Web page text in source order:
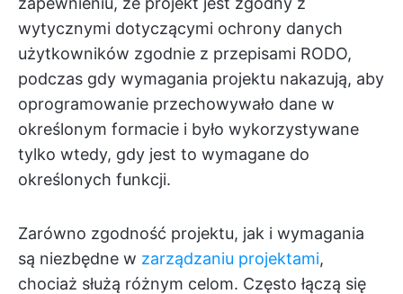
wytycznymi dotyczącymi ochrony danych
użytkowników zgodnie z przepisami RODO,
podczas gdy wymagania projektu nakazują, aby
oprogramowanie przechowywało dane w
określonym formacie i było wykorzystywane
tylko wtedy, gdy jest to wymagane do
określonych funkcji.
Zarówno zgodność projektu, jak i wymagania
są niezbędne w zarządzaniu projektami,
chociaż służą różnym celom. Często łączą się